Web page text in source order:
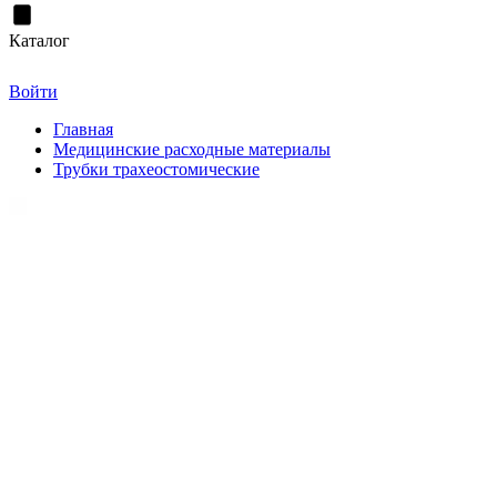
Каталог
Войти
Главная
Медицинские расходные материалы
Трубки трахеостомические